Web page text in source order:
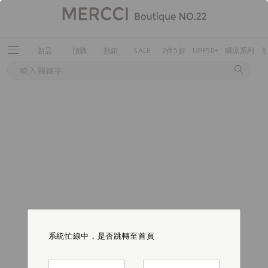
新品 預購 熱銷 SALE 2件5折 UPF50+ 瞬涼系列
系統忙線中，是否跳轉至首頁
系統忙線中，是否跳轉至首頁
系統忙線中，是否跳轉至首頁
系統忙線中，是否跳轉至首頁
系統忙線中，是否跳轉至首頁